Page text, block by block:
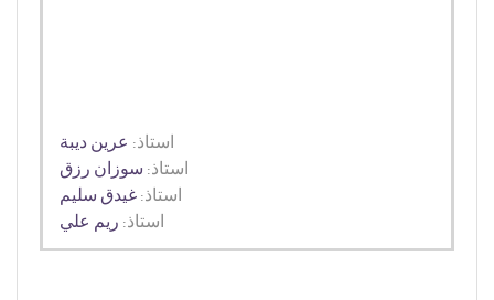
استاذ: عرين ديبة
استاذ: سوزان رزق
استاذ: غيدق سليم
استاذ: ريم علي